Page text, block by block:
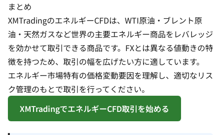
まとめ
XMTradingのエネルギーCFDは、WTI原油・ブレント原
油・天然ガスなど世界の主要エネルギー商品をレバレッジ
を効かせて取引できる商品です。FXとは異なる値動きの特
徴を持つため、取引の幅を広げたい方に適しています。
エネルギー市場特有の価格変動要因を理解し、適切なリス
ク管理のもとで取引を行ってください。
XMTradingでエネルギーCFD取引を始める